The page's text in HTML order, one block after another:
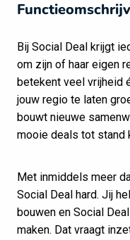
Bij Social Deal krijgt
om zijn of haar eigen
betekent veel vrijheid
jouw regio te laten
bouwt nieuwe
mooie deals tot stand
Met inmiddels meer
Social Deal hard. Jij
bouwen en Social
maken. Dat vraagt